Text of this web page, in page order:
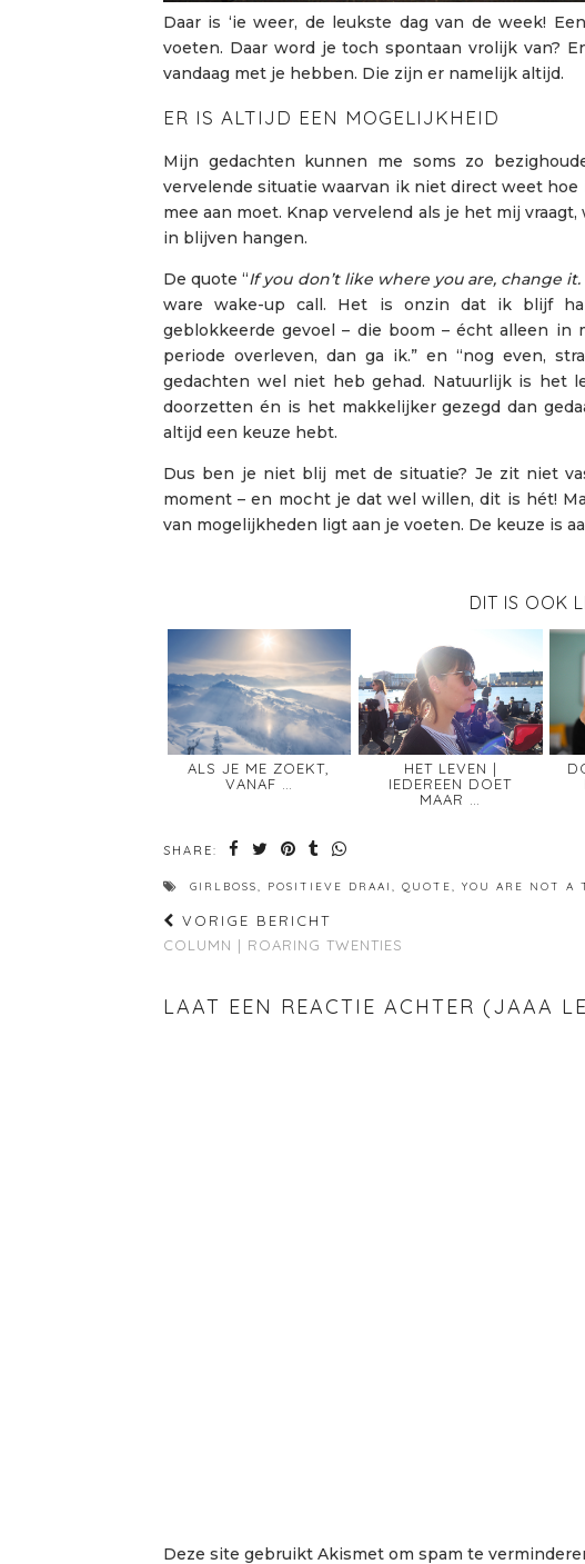
Daar is ‘ie weer, de leukste dag van de week!
voeten. Daar word je toch spontaan vrolijk van?
vandaag met je hebben. Die zijn er namelijk altijd.
ER IS ALTIJD EEN MOGELIJKHEID
Mijn gedachten kunnen me soms zo
vervelende situatie waarvan ik niet direct weet
mee aan moet. Knap vervelend als je het mij
in blijven hangen.
De quote “If you don’t like where you are, change
ware wake-up call. Het is onzin dat ik blijf
geblokkeerde gevoel – die boom – écht alleen in
periode overleven, dan ga ik.” en “nog even,
gedachten wel niet heb gehad. Natuurlijk is het
doorzetten én is het makkelijker gezegd dan
altijd een keuze hebt.
Dus ben je niet blij met de situatie? Je zit niet
moment – en mocht je dat wel willen, dit is hét!
van mogelijkheden ligt aan je voeten. De keuze is
DIT IS OOK
ALS JE ME ZOEKT,
VANAF …
HET LEVEN |
IEDEREEN DOET
MAAR …
SHARE:
GIRLBOSS, POSITIEVE DRAAI , QUOTE, YOU ARE NOT A
VORIGE BERICHT
COLUMN | ROARING TWENTIES
LAAT EEN REACTIE ACHTER (JAAA
Deze site gebruikt Akismet om spam te